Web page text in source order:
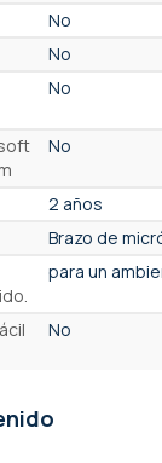
No
No
No
No
2 años
Brazo de
para un
No